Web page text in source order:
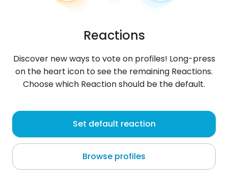
Natalia
Warszawa
Jestem Natalia mam 25 lat. Jestem raczej zwykłą
szarą dziewczyną i z pewnością nie zbyt ładną ani
Reactions
Discover new ways to vote on profiles! Long-press
on the heart icon to see the remaining Reactions.
Choose which Reaction should be the default.
Set default reaction
Browse profiles